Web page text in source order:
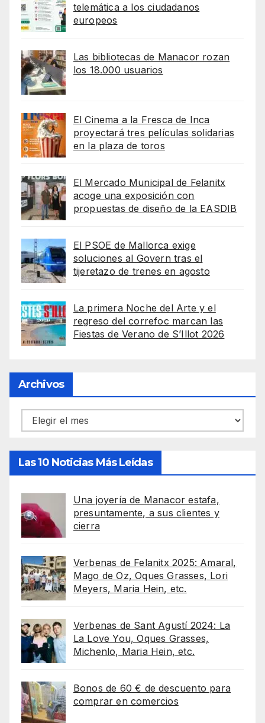
telemática a los ciudadanos
europeos
Las bibliotecas de Manacor rozan
los 18.000 usuarios
El Cinema a la Fresca de Inca
proyectará tres películas solidarias
en la plaza de toros
El Mercado Municipal de Felanitx
acoge una exposición con
propuestas de diseño de la EASDIB
El PSOE de Mallorca exige
soluciones al Govern tras el
tijeretazo de trenes en agosto
La primera Noche del Arte y el
regreso del correfoc marcan las
Fiestas de Verano de S’Illot 2026
Archivos
Archivos
Las 10 Noticias Más Leídas
Una joyería de Manacor estafa,
presuntamente, a sus clientes y
cierra
Verbenas de Felanitx 2025: Amaral,
Mago de Oz, Oques Grasses, Lori
Meyers, Maria Hein, etc.
Verbenas de Sant Agustí 2024: La
La Love You, Oques Grasses,
Michenlo, Maria Hein, etc.
Bonos de 60 € de descuento para
comprar en comercios